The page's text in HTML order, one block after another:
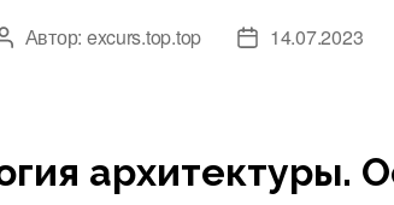
Автор
Автор: excurs.top.top
Дата14.07.2023